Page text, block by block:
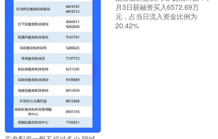
月3日获融资买入6572.69万
元，占当日流入资金比例为
20.42%